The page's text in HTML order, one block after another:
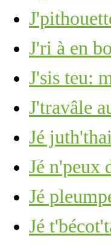
J'ri à en
J'sis teu:
J'travâle
Jé
Jé n'peux
Jé
Jé